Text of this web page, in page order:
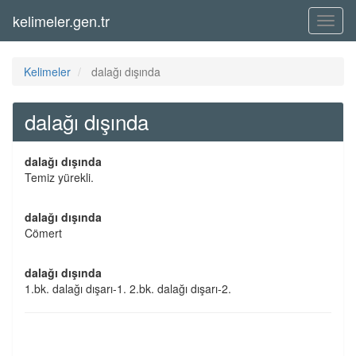
Menü
kelimeler.gen.tr
Kelimeler dalağı dışında
dalağı dışında
dalağı dışında
Temiz yürekli.
dalağı dışında
Cömert
dalağı dışında
1.bk. dalağı dışarı-1. 2.bk. dalağı dışarı-2.